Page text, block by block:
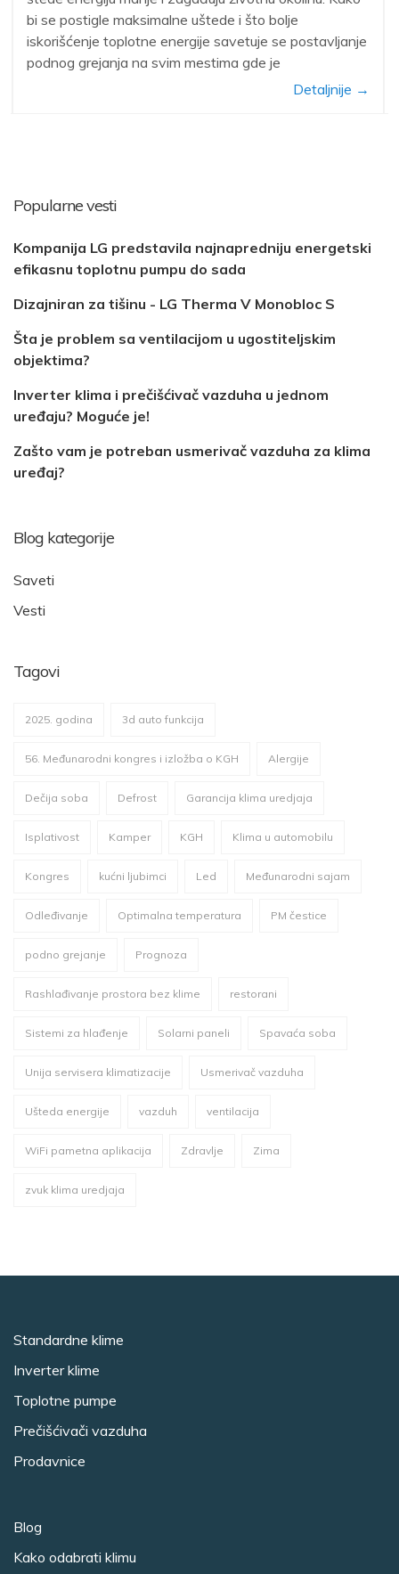
bi se postigle maksimalne uštede i što bolje
iskorišćenje toplotne energije savetuje se postavljanje
podnog grejanja na svim mestima gde je
Detaljnije →
Popularne vesti
Kompanija LG predstavila najnapredniju energetski
efikasnu toplotnu pumpu do sada
Dizajniran za tišinu - LG Therma V Monobloc S
Šta je problem sa ventilacijom u ugostiteljskim
objektima?
Inverter klima i prečišćivač vazduha u jednom
uređaju? Moguće je!
Zašto vam je potreban usmerivač vazduha za klima
uređaj?
Blog kategorije
Saveti
Vesti
Tagovi
2025. godina 3d auto funkcija
56. Međunarodni kongres i izložba o KGH Alergije
Dečija soba Defrost Garancija klima uredjaja
Isplativost Kamper KGH Klima u automobilu
Kongres kućni ljubimci Led Međunarodni sajam
Odleđivanje Optimalna temperatura PM čestice
podno grejanje Prognoza
Rashlađivanje prostora bez klime restorani
Sistemi za hlađenje Solarni paneli Spavaća soba
Unija servisera klimatizacije Usmerivač vazduha
Ušteda energije vazduh ventilacija
WiFi pametna aplikacija Zdravlje Zima
zvuk klima uredjaja
Standardne klime
Inverter klime
Toplotne pumpe
Prečišćivači vazduha
Prodavnice
Blog
Kako odabrati klimu